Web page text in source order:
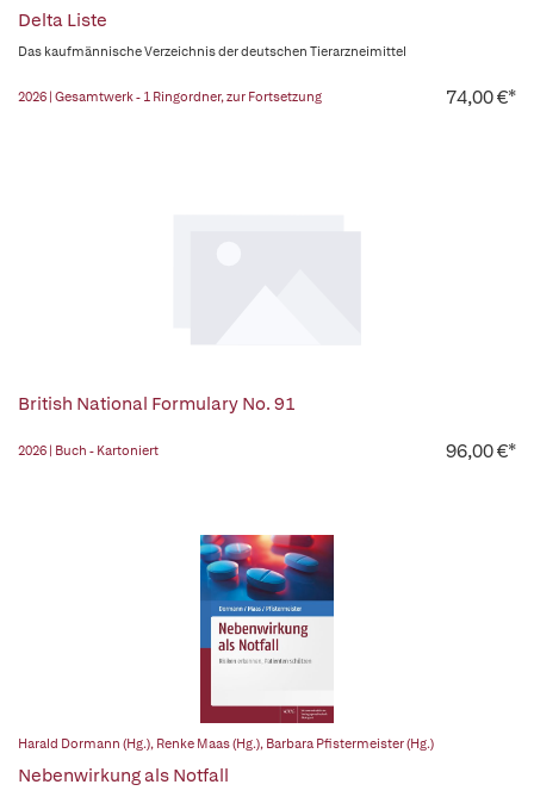
Delta Liste
Das kaufmännische Verzeichnis der deutschen Tierarzneimittel
2026 | Gesamtwerk - 1 Ringordner, zur Fortsetzung 74,00 €*
British National Formulary No. 91
2026 | Buch - Kartoniert 96,00 €*
Harald Dormann (Hg.), Renke Maas (Hg.), Barbara Pfistermeister (Hg.)
Nebenwirkung als Notfall